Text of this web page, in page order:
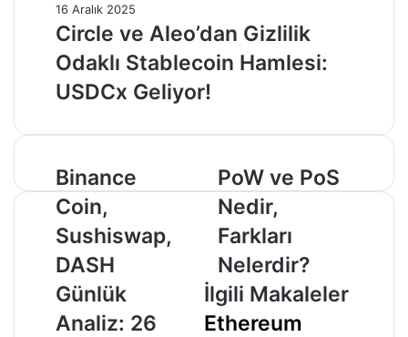
16 Aralık 2025
Circle ve Aleo’dan Gizlilik
Odaklı Stablecoin Hamlesi:
USDCx Geliyor!
Binance
Coin,
Sushiswap,
DASH
Günlük
Analiz:
26
Eylül
Binance
Coin,
Sushiswap,
DASH
Günlük
Analiz: 26
PoW
ve
PoS
Nedir,
Farkları
Nelerdir?
PoW ve PoS
Nedir,
Farkları
Nelerdir?
İlgili Makaleler
Ethereum